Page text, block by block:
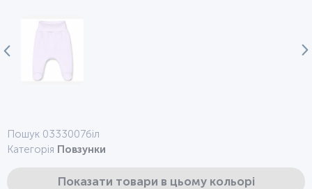
Пошук 0333007біл
Категорія Повзунки
Показати товари в цьому кольорі